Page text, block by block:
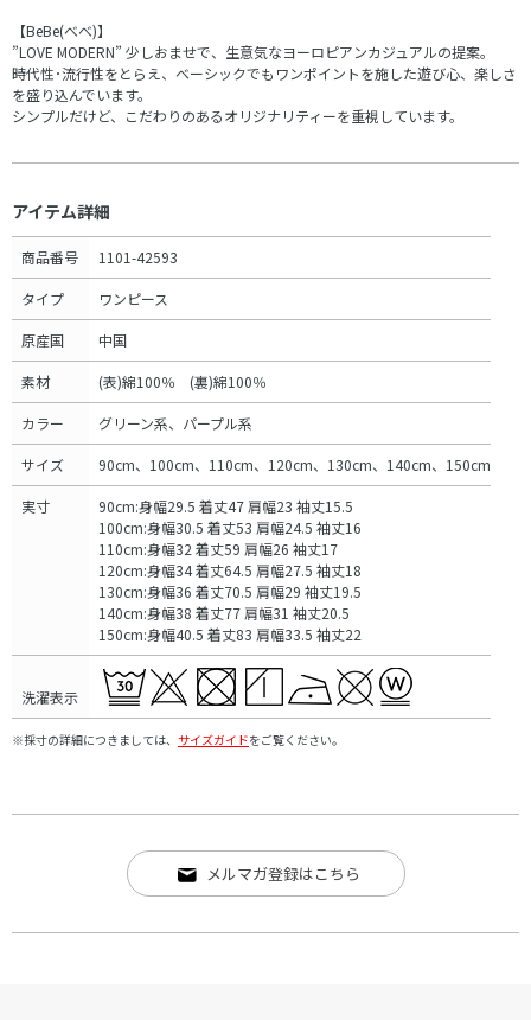
【BeBe(べべ)】
”LOVE MODERN” 少しおませで、生意気なヨーロピアンカジュアルの提案。
時代性･流行性をとらえ、ベーシックでもワンポイントを施した遊び心、楽しさ
を盛り込んでいます。
シンプルだけど、こだわりのあるオリジナリティーを重視しています。
アイテム詳細
商品番号 1101-42593
タイプ ワンピース
原産国 中国
素材 (表)綿100％ (裏)綿100％
カラー グリーン系、パープル系
サイズ 90cm、100cm、110cm、120cm、130cm、140cm、150cm
実寸
90cm:身幅29.5 着丈47 肩幅23 袖丈15.5
100cm:身幅30.5 着丈53 肩幅24.5 袖丈16
110cm:身幅32 着丈59 肩幅26 袖丈17
120cm:身幅34 着丈64.5 肩幅27.5 袖丈18
130cm:身幅36 着丈70.5 肩幅29 袖丈19.5
140cm:身幅38 着丈77 肩幅31 袖丈20.5
150cm:身幅40.5 着丈83 肩幅33.5 袖丈22
洗濯表示
※採寸の詳細につきましては、 サイズガイドをご覧ください。
メルマガ登録はこちら